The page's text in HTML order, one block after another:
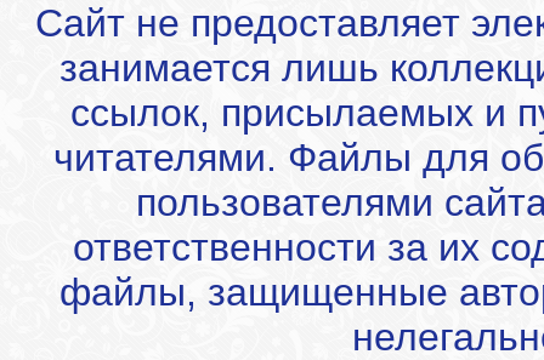
Сайт не предоставляет
занимается лишь
ссылок, присылаемых и
читателями. Файлы для
пользователями
ответственности за их
файлы, защищенные